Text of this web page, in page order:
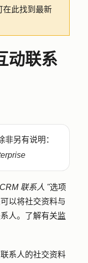
在此找到最新
动联系
非另有说明：
联系人 "选项
以将社交资料与
人。了解有关监
系人的社交资料